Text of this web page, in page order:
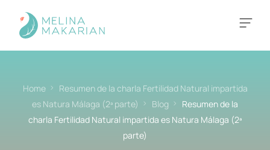
Home
Resumen de la charla Fertilidad Natural impartida
es Natura Málaga (2ª parte)
Blog
Resumen de la
charla Fertilidad Natural impartida es Natura Málaga (2ª
parte)